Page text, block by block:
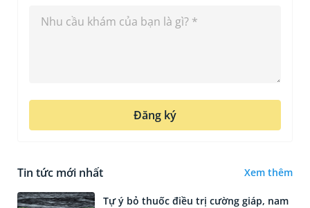
Đăng ký
Tin tức mới nhất Xem thêm
Tự ý bỏ thuốc điều trị cường giáp, nam